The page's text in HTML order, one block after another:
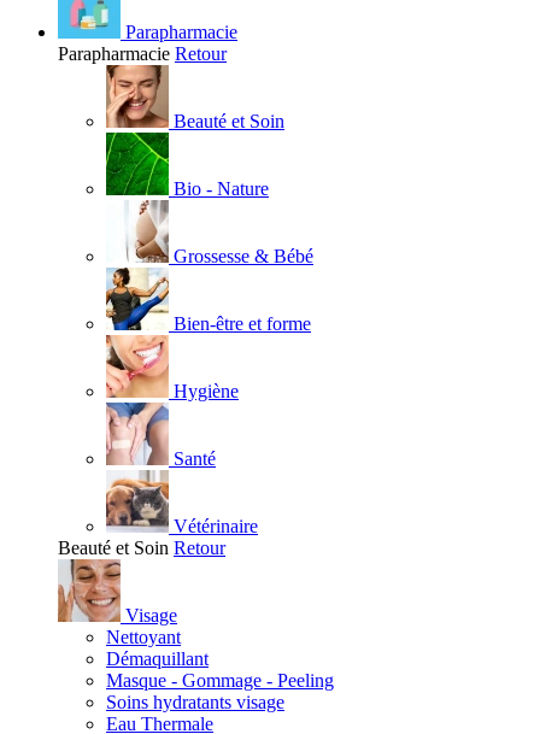
Parapharmacie
Parapharmacie Retour
Beauté et Soin
Bio - Nature
Grossesse & Bébé
Bien-être et forme
Hygiène
Santé
Vétérinaire
Beauté et Soin Retour
Visage
Nettoyant
Démaquillant
Masque - Gommage - Peeling
Soins hydratants visage
Eau Thermale